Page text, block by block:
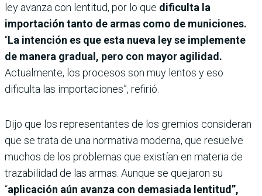
ley avanza con lentitud, por lo que dificulta la
importación tanto de armas como de municiones.
“La intención es que esta nueva ley se implemente
de manera gradual, pero con mayor agilidad.
Actualmente, los procesos son muy lentos y eso
dificulta las importaciones”, refirió.
Dijo que los representantes de los gremios consideran
que se trata de una normativa moderna, que resuelve
muchos de los problemas que existían en materia de
trazabilidad de las armas. Aunque se quejaron su
“aplicación aún avanza con demasiada lentitud”,